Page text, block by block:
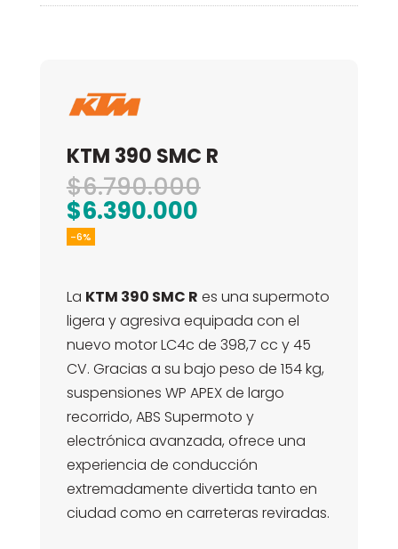
KTM 390 SMC R
$6.790.000El
$6.390.000El
$6.390.000.
-6%
La KTM 390 SMC R es una supermoto
ligera y agresiva equipada con el
nuevo motor LC4c de 398,7 cc y 45
CV. Gracias a su bajo peso de 154 kg,
suspensiones WP APEX de largo
recorrido, ABS Supermoto y
electrónica avanzada, ofrece una
experiencia de conducción
extremadamente divertida tanto en
ciudad como en carreteras reviradas.